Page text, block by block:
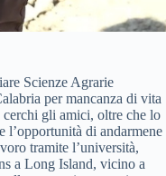
Scienze Agrarie
per mancanza di vita
cerchi gli amici, oltre che lo
l’opportunità di andarmene
tramite l’università,
a Long Island, vicino a